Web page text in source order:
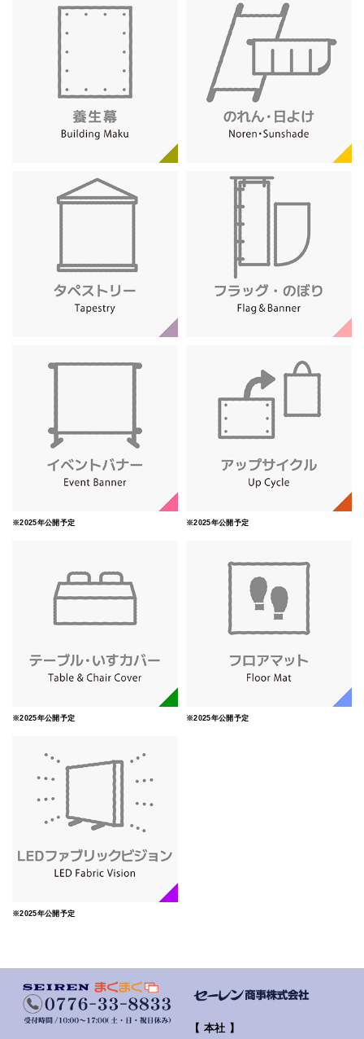
※2025年公開予定 ※2025年公開予定
※2025年公開予定 ※2025年公開予定
※2025年公開予定
【 本社 】